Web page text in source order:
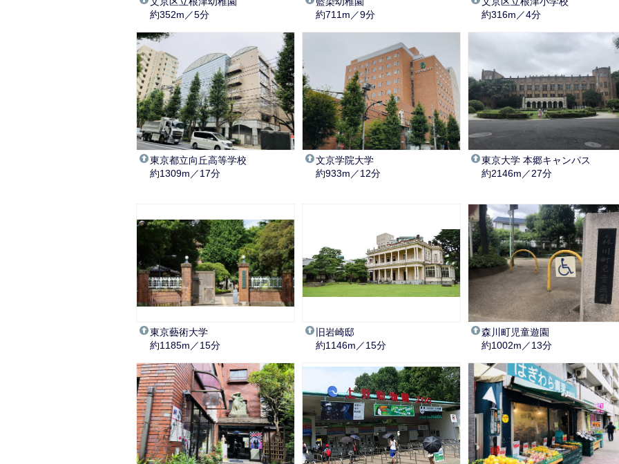
約352m／5分
約711m／9分
約316m／4分
東京都立向丘高等学校
約1309m／17分
文京学院大学
約933m／12分
東京大学 本郷キャンパス
約2146m／27分
東京藝術大学
約1185m／15分
旧岩崎邸
約1146m／15分
森川町児童遊園
約1002m／13分